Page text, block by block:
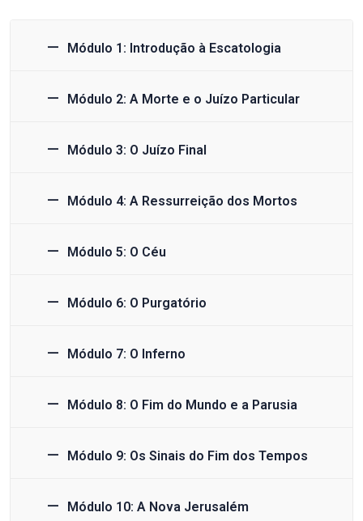
Módulo 1: Introdução à Escatologia
Módulo 2: A Morte e o Juízo Particular
Módulo 3: O Juízo Final
Módulo 4: A Ressurreição dos Mortos
Módulo 5: O Céu
Módulo 6: O Purgatório
Módulo 7: O Inferno
Módulo 8: O Fim do Mundo e a Parusia
Módulo 9: Os Sinais do Fim dos Tempos
Módulo 10: A Nova Jerusalém